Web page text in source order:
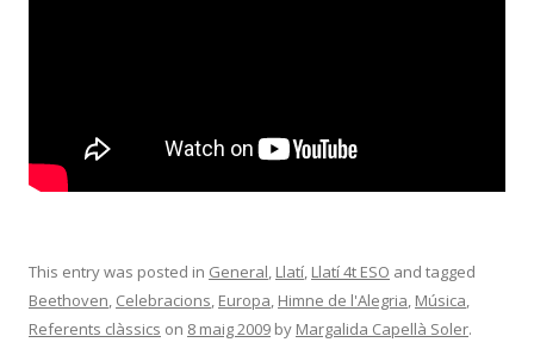
This entry was posted in General, Llatí, Llatí 4t ESO and tagged
Beethoven, Celebracions, Europa, Himne de l'Alegria, Música,
Referents clàssics on 8 maig 2009 by Margalida Capellà Soler.